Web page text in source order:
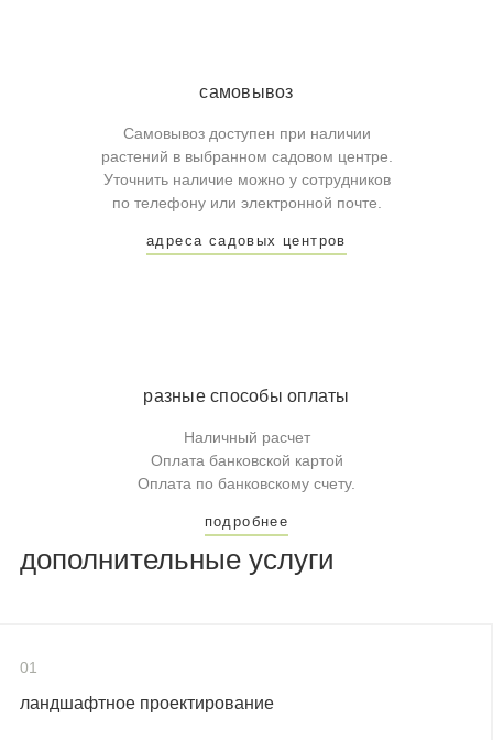
самовывоз
Самовывоз доступен при наличии
растений в выбранном садовом центре.
Уточнить наличие можно у сотрудников
по телефону или электронной почте.
адреса садовых центров
разные способы оплаты
Наличный расчет
Оплата банковской картой
Оплата по банковскому счету.
подробнее
дополнительные услуги
01
ландшафтное проектирование